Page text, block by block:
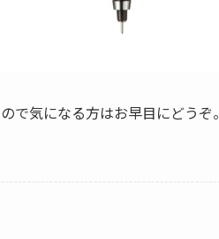
で気になる方はお早目にどうぞ。